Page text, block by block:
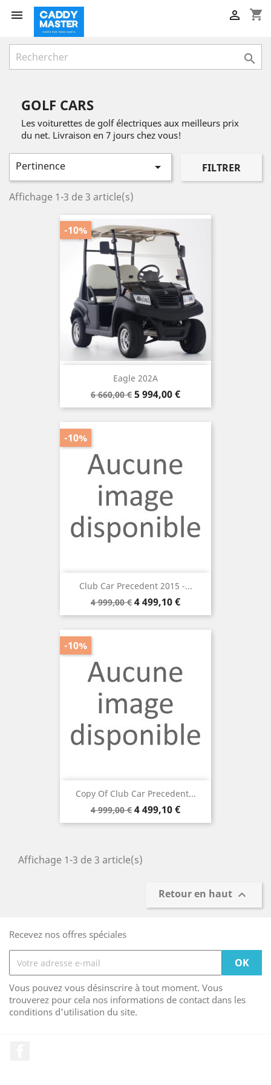
 shopping_cart


GOLF CARS
Les voiturettes de golf électriques aux meilleurs prix
du net. Livraison en 7 jours chez vous!
Pertinence  FILTRER
Affichage 1-3 de 3 article(s)
Eagle 202A
Prix
de
6 660,00 € Prix
5 994,00 €
-10%
Club Car Precedent 2015 -...
Prix
de
4 999,00 € Prix
4 499,10 €
-10%
Copy Of Club Car Precedent...
Prix
de
4 999,00 € Prix
4 499,10 €
-10%
Affichage 1-3 de 3 article(s)
Retour en haut 
Recevez nos offres spéciales
Vous pouvez vous désinscrire à tout moment. Vous
trouverez pour cela nos informations de contact dans les
conditions d'utilisation du site.